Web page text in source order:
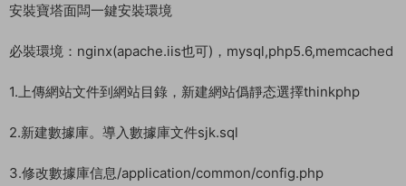
安裝寶塔面闆一鍵安裝環境
必裝環境：nginx(apache.iis也可)，mysql,php5.6,memcached
1.上傳網站文件到網站目錄，新建網站僞靜态選擇thinkphp
2.新建數據庫。導入數據庫文件sjk.sql
3.修改數據庫信息/application/common/config.php